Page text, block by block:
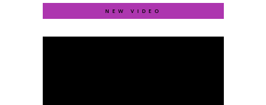
NEW VIDEO
Video